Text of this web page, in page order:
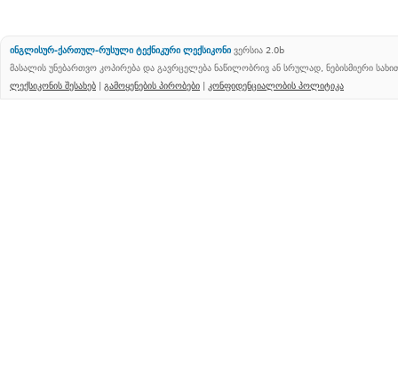
ინგლისურ-ქართულ-რუსული ტექნიკური ლექსიკონი ვერსია 2.0b
მასალის უნებართვო კოპირება და გავრცელება ნაწილობრივ ან სრულად, ნებისმიერი
ლექსიკონის შესახებ | გამოყენების პირობები | კონფიდენციალობის პოლიტიკა